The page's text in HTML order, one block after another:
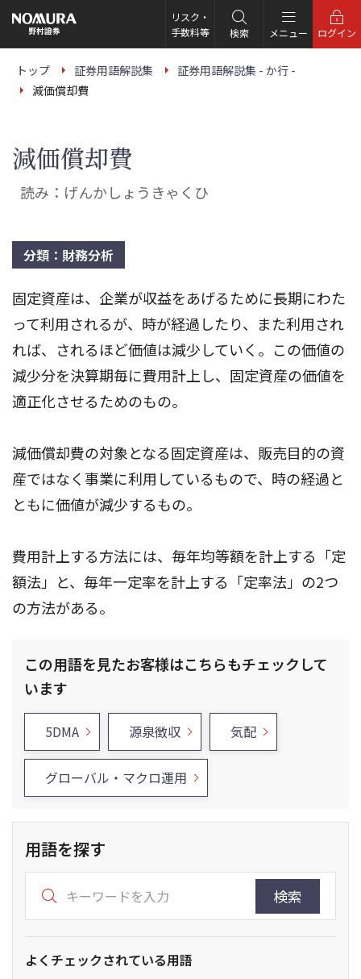
の
ー
リスク・
手数料等
検索 メニュー ログイン
トップ 証券用語解説集
証券用語解説集 - か行 -
減価償却費
減価償却費
読み：げんかしょうきゃくひ
分類：財務分析
固定資産は、企業が収益をあげるために長期にわた
って利用されるが、時が経過したり、また利用され
れば、されるほど価値は減少していく。この価値の
減少分を決算期毎に費用計上し、固定資産の価値を
適正化させるためのもの。
減価償却費の対象となる固定資産は、販売目的の資
産ではなく事業に利用しているもので、時の経過と
ともに価値が減少するもの。
費用計上する方法には、毎年均等額を計上する「定
額法」と、毎年一定率を計上する「定率法」の2つ
の方法がある。
この用語を見たお客様はこちらもチェックして
います
5DMA 源泉徴収 気配
グローバル・マクロ運用
用語を探す
検索
よくチェックされている用語